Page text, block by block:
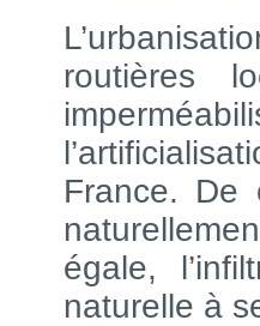
routières
France. De
égale,
naturelle à